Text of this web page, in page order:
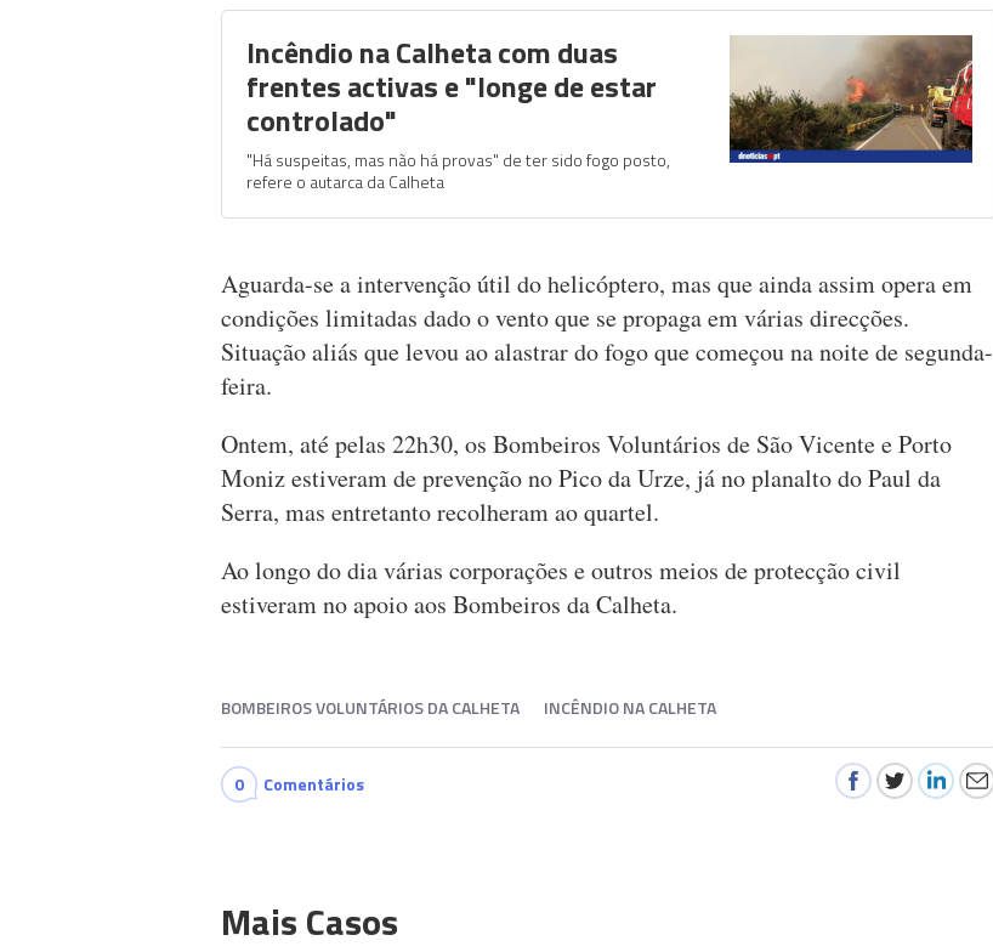
Incêndio na Calheta com duas
frentes activas e "longe de estar
controlado"
"Há suspeitas, mas não há provas" de ter sido fogo posto,
refere o autarca da Calheta
Aguarda-se a intervenção útil do helicóptero, mas que ainda assim opera em
condições limitadas dado o vento que se propaga em várias direcções.
Situação aliás que levou ao alastrar do fogo que começou na noite de segunda-
feira.
Ontem, até pelas 22h30, os Bombeiros Voluntários de São Vicente e Porto
Moniz estiveram de prevenção no Pico da Urze, já no planalto do Paul da
Serra, mas entretanto recolheram ao quartel.
Ao longo do dia várias corporações e outros meios de protecção civil
estiveram no apoio aos Bombeiros da Calheta.
BOMBEIROS VOLUNTÁRIOS DA CALHETA INCÊNDIO NA CALHETA
0 Comentários
Mais Casos